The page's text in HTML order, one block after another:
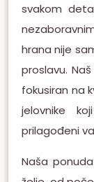
svakom
hrana nije
proslavu.
fokusiran na
jelovnike
prilagođeni
Naša